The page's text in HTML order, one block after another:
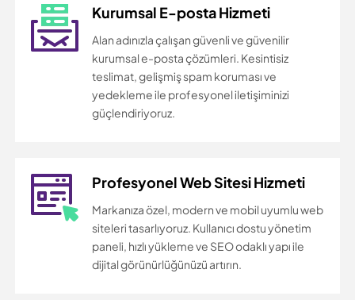
Kurumsal E-posta Hizmeti
Alan adınızla çalışan güvenli ve güvenilir
kurumsal e-posta çözümleri. Kesintisiz
teslimat, gelişmiş spam koruması ve
yedekleme ile profesyonel iletişiminizi
güçlendiriyoruz.
Profesyonel Web Sitesi Hizmeti
Markanıza özel, modern ve mobil uyumlu web
siteleri tasarlıyoruz. Kullanıcı dostu yönetim
paneli, hızlı yükleme ve SEO odaklı yapı ile
dijital görünürlüğünüzü artırın.